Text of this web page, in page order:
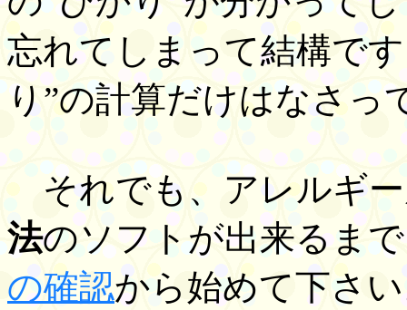
忘れてしまって結構で
り”の計算だけはなさっ
それでも、アレルギー
法のソフトが出来るま
の確認から始めて下さ